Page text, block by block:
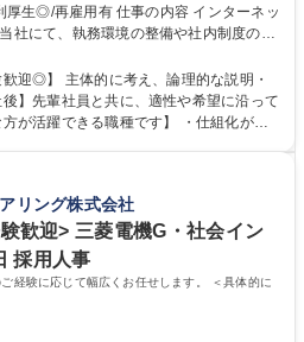
事の内容 インターネッ
社にて、執務環境の整備や社内制度の検
務を担当し、間接的に会社の生産性向上
果を
毎日のメンテナンスや維持管理に加え、
いただき、会社全体を巻き込み課題解決
なキャリアパスを描くことも可能です。
モート可/世界で唯一の事業/福利厚生◎/
迎◎】 主体的に考え、論理的な説明・
】先輩社員と共に、適性や希望に沿って
心がある 【魅力】■自己啓発支援：資格
年間25万円まで）を補助 ■住宅手当：家
学 語学
リング株式会社
歓迎> 三菱電機G・社会イン
採用人事
経験に応じて幅広くお任せします。 ＜具体的に